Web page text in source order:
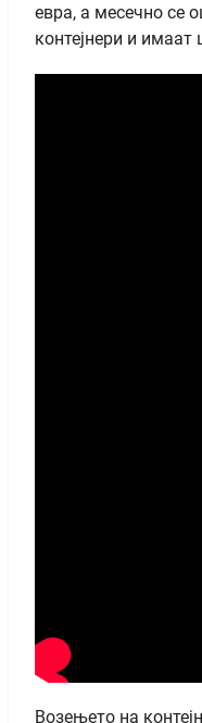
евра, а месечно се
контејнери и имаат
Возењето на